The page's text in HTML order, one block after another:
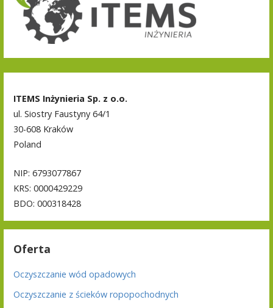
ITEMS Inżynieria Sp. z o.o.
ul. Siostry Faustyny 64/1
30-608 Kraków
Poland
NIP: 6793077867
KRS: 0000429229
BDO: 000318428
Oferta
Oczyszczanie wód opadowych
Oczyszczanie z ścieków ropopochodnych